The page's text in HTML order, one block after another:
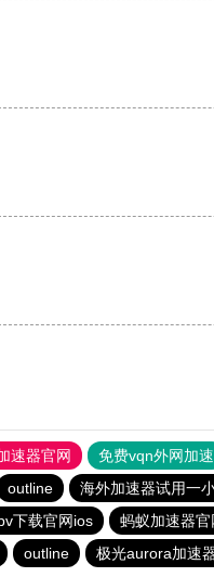
速器官网 免费vqn外网加速
outline 海外加速器试用一
下载官网ios 蚂蚁加速器官
outline 极光aurora加速